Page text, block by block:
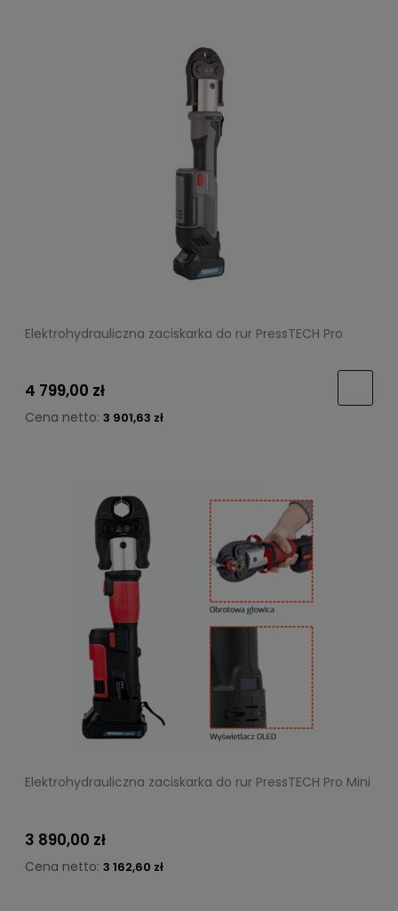
Elektrohydrauliczna zaciskarka do rur PressTECH Pro
4 799,00 zł
Cena netto: 3 901,63 zł
Elektrohydrauliczna zaciskarka do rur PressTECH Pro Mini
3 890,00 zł
Cena netto: 3 162,60 zł